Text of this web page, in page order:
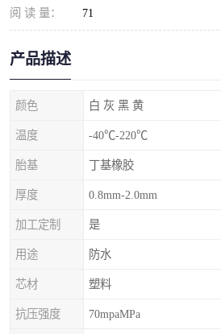
阅 读 量： 71
产品描述
颜色 白 灰 黑 黄
温度 -40℃-220℃
胎基 丁基橡胶
厚度 0.8mm-2.0mm
加工定制 是
用途 防水
芯材 塑料
抗压强度 70mpaMPa